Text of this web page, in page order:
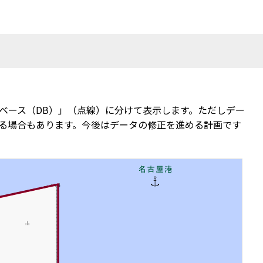
ス（DB）」（点線）に分けて表示します。ただしデー
合もあります。今後はデータの修正を進める計画です